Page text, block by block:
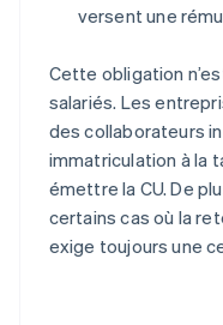
versent une
Cette obligation
salariés. Les
des collaborateurs
immatriculation à la
émettre la CU. De
certains cas où la
exige toujours une